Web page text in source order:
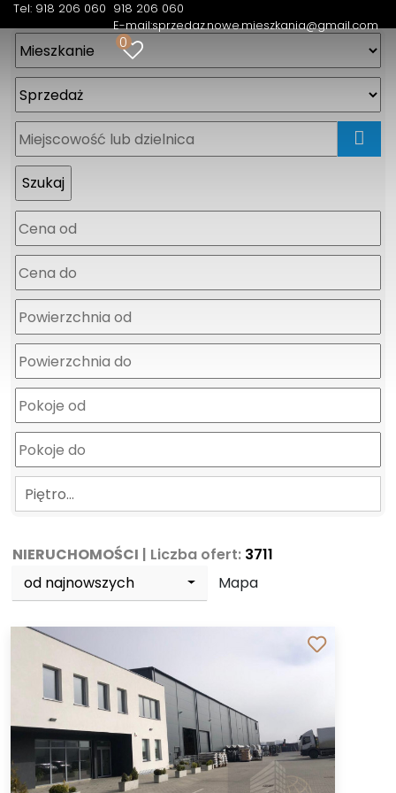
Tel: 918 206 060 918 206 060
E-mail:sprzedaz.nowe.mieszkania@gmail.com
0
Piętro…
NIERUCHOMOŚCI | Liczba ofert: 3711
od najnowszych
Mapa